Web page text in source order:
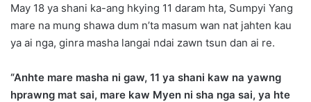
May 18 ya shani ka-ang hkying 11 daram hta, Sumpyi Yang
mare na mung shawa dum n’ta masum wan nat jahten kau
ya ai nga, ginra masha langai ndai zawn tsun dan ai re.
“Anhte mare masha ni gaw, 11 ya shani kaw na yawng
hprawng mat sai, mare kaw Myen ni sha nga sai, ya hte